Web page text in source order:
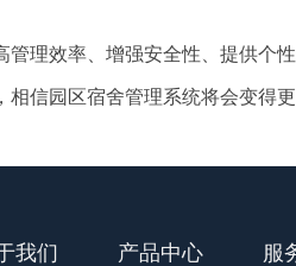
理效率、增强安全性、提供个
信园区宿舍管理系统将会变得
我们 产品中心 服